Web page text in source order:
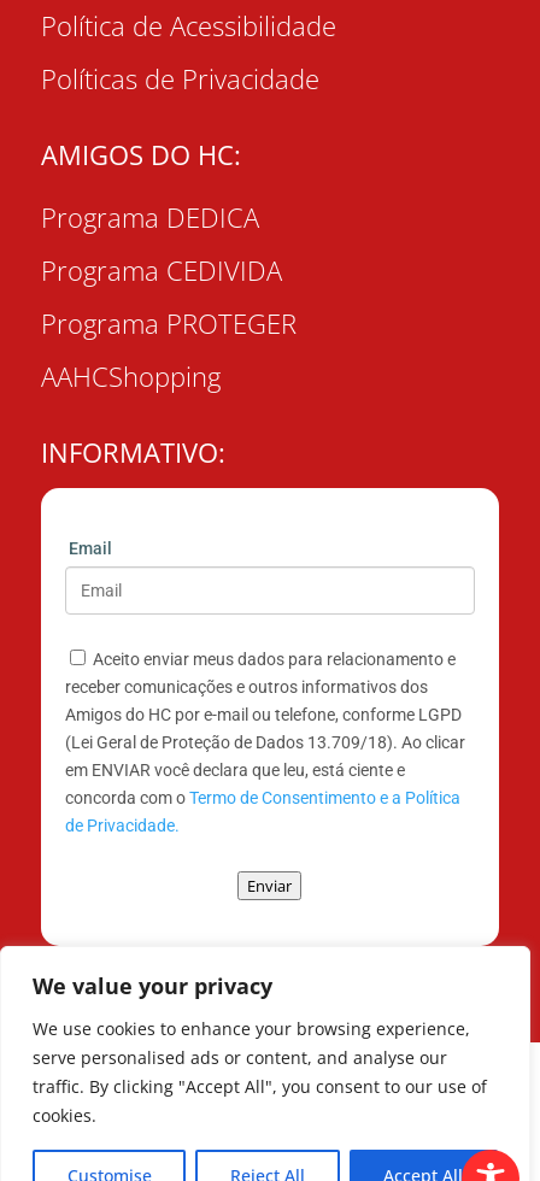
We value your privacy
We use cookies to enhance your browsing experience,
serve personalised ads or content, and analyse our
traffic. By clicking "Accept All", you consent to our use of
cookies.
Customise Reject All Accept All
Política de Acessibilidade
Políticas de Privacidade
AMIGOS DO HC:
Programa DEDICA
Programa CEDIVIDA
Programa PROTEGER
AAHCShopping
INFORMATIVO:
Email
Aceito enviar meus dados para relacionamento e
receber comunicações e outros informativos dos
Amigos do HC por e-mail ou telefone, conforme LGPD
(Lei Geral de Proteção de Dados 13.709/18). Ao clicar
em ENVIAR você declara que leu, está ciente e
concorda com oTermo de Consentimento e a Política
de Privacidade.
Enviar
Todos os Direitos Reservados © | Associação